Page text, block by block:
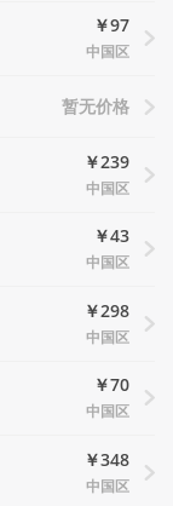
￥97
中国区
暂无价格
￥239
中国区
￥43
中国区
￥298
中国区
￥70
中国区
￥348
中国区